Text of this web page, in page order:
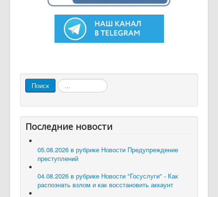
Поиск Искать...
Последние новости
05.08.2026 в рубрике Новости Предупреждение
преступлений
04.08.2026 в рубрике Новости "Госуслуги" - Как
распознать взлом и как восстановить аккаунт